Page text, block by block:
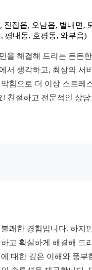
진접읍, 오남읍, 별내면,
평내동, 호평동, 와부읍)
을 해결해 드리는 든든
서 생각하고, 최상의 서
힘으로 더 이상 스트레
친절하고 전문적인 상
쾌한 경험입니다. 하지
고 확실하게 해결해 드
대한 깊은 이해와 풍부